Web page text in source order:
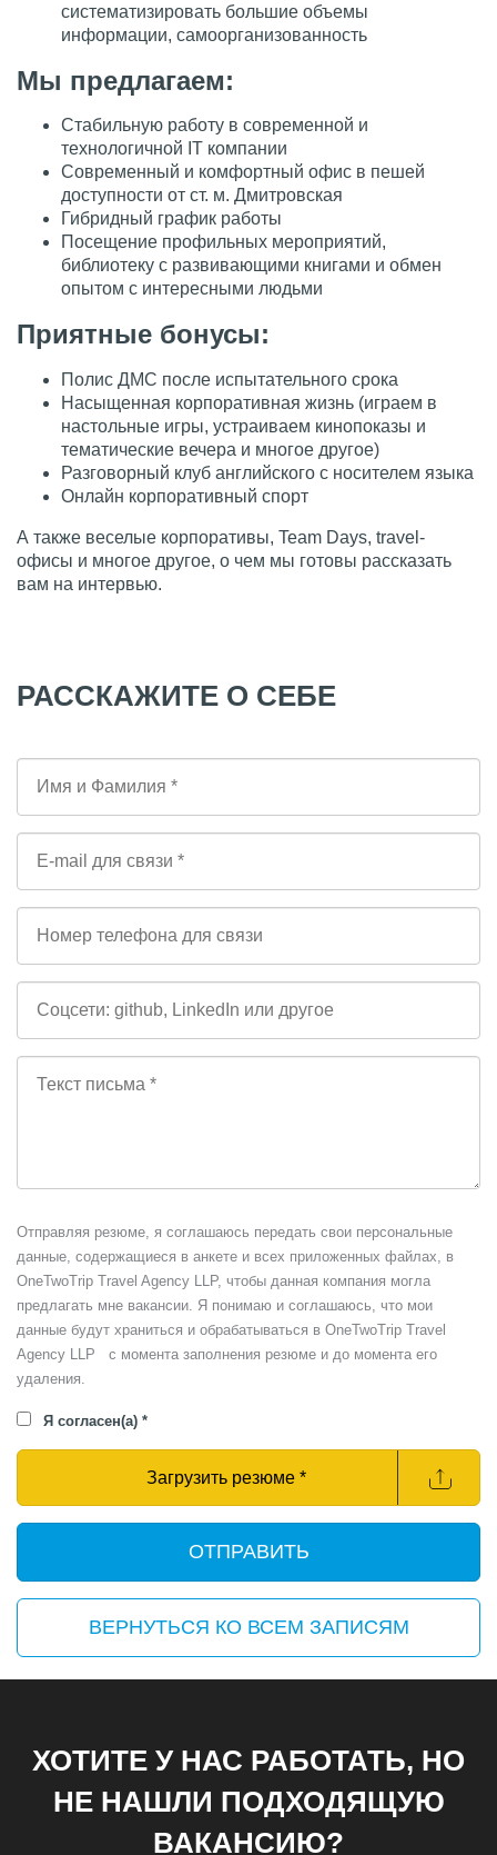
систематизировать большие объемы
информации, самоорганизованность​​​
Мы предлагаем:
Стабильную работу в современной и
технологичной IT компании
Современный и комфортный офис в пешей
доступности от ст. м. Дмитровская
Гибридный график работы
Посещение профильных мероприятий,
библиотеку с развивающими книгами и обмен
опытом с интересными людьми
Приятные бонусы:
Полис ДМС после испытательного срока
Насыщенная корпоративная жизнь (играем в
настольные игры, устраиваем кинопоказы и
тематические вечера и многое другое)
Разговорный клуб английского с носителем языка
Онлайн корпоративный спорт
А также веселые корпоративы, Team Days, travel-
офисы и многое другое, о чем мы готовы рассказать
вам на интервью.
РАССКАЖИТЕ О СЕБЕ
Отправляя резюме, я соглашаюсь передать свои персональные
данные, содержащиеся в анкете и всех приложенных файлах, в
OneTwoTrip Travel Agency LLP, чтобы данная компания могла
предлагать мне вакансии. Я понимаю и соглашаюсь, что мои
данные будут храниться и обрабатываться в OneTwoTrip Travel
Agency LLP с момента заполнения резюме и до момента его
удаления.
Я согласен(а) *
Загрузить резюме *
ВЕРНУТЬСЯ КО ВСЕМ ЗАПИСЯМ
ХОТИТЕ У НАС РАБОТАТЬ, НО
НЕ НАШЛИ ПОДХОДЯЩУЮ
ВАКАНСИЮ?